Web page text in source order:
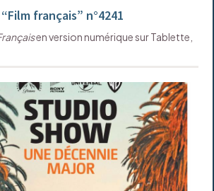
français” n°4241
en version numérique sur Tablette,